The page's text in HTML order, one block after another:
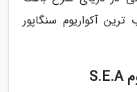
آکواریوم سنگاپور